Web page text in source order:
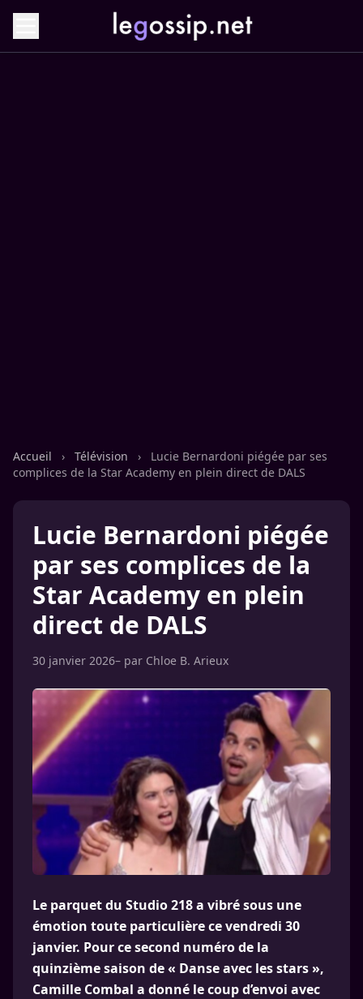
Accueil › Télévision ›
Lucie Bernardoni piégée par ses
complices de la Star Academy en plein direct de DALS
Lucie Bernardoni piégée
par ses complices de la
Star Academy en plein
direct de DALS
30 janvier 2026– par Chloe B. Arieux
Le parquet du Studio 218 a vibré sous une
émotion toute particulière ce vendredi 30
janvier. Pour ce second numéro de la
quinzième saison de « Danse avec les stars »,
Camille Combal a donné le coup d’envoi avec